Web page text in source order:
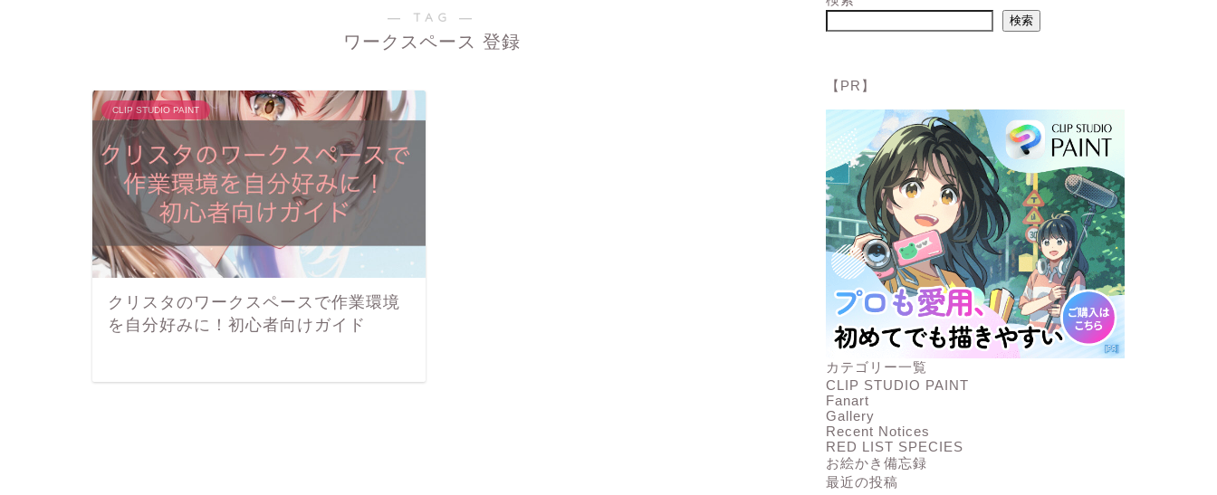
― TAG ―
ワークスペース 登録
CLIP STUDIO PAINT
クリスタのワークスペースで作業環境
を自分好みに！初心者向けガイド
検索
【PR】
カテゴリー一覧
CLIP STUDIO PAINT
Fanart
Gallery
Recent Notices
RED LIST SPECIES
お絵かき備忘録
最近の投稿